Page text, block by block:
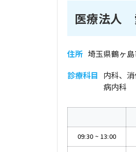
医療法人
住所 埼玉県鶴ヶ
診療科目 内科、
病内科
09:30 ~ 13:00